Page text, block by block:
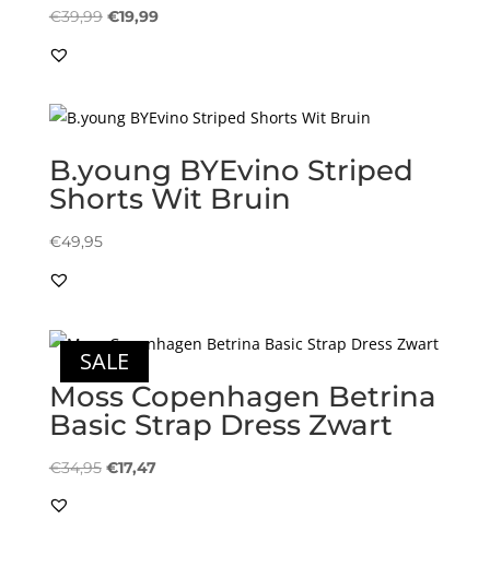
€39,99 Oorspronkelijke
€19,99Huidige
B.young BYEvino Striped
Shorts Wit Bruin
€49,95
SALE
Moss Copenhagen Betrina
Basic Strap Dress Zwart
€34,95 Oorspronkelijke
€17,47Huidige